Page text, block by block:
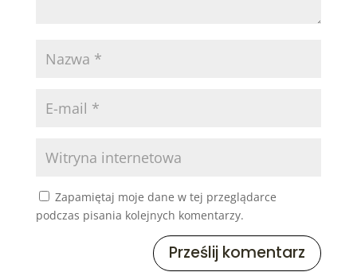
Zapamiętaj moje dane w tej przeglądarce
podczas pisania kolejnych komentarzy.